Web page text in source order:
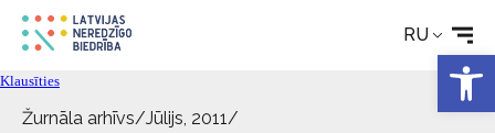
RU
Реабилитация
Технические средства
Klausīties
Žurnāla arhīvs/Jūlijs, 2011/